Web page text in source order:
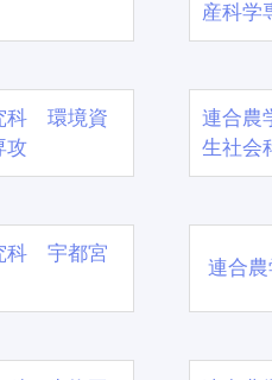
産科学
科 環境資
攻
連合農
生社会
科 宇都宮
連合